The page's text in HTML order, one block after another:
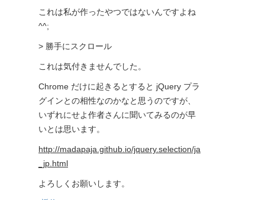
これは私が作ったやつではないんですよね
^^;
> 勝手にスクロール
これは気付きませんでした。
Chrome だけに起きるとすると jQuery プラ
グインとの相性なのかなと思うのですが、
いずれにせよ作者さんに聞いてみるのが早
いとは思います。
http://madapaja.github.io/jquery.selection/ja
_jp.html
よろしくお願いします。